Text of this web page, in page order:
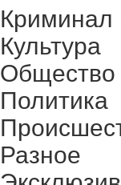
Криминал
Культура
Общество
Политика
Разное